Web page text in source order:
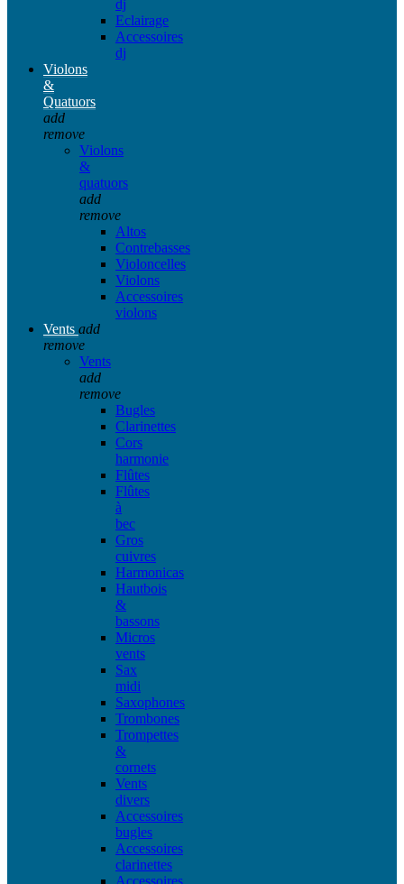
dj
Eclairage
Accessoires
dj
Violons
&
Quatuors
add
remove
Violons
&
quatuors
add
remove
Altos
Contrebasses
Violoncelles
Violons
Accessoires
violons
Vents add
remove
Vents
add
remove
Bugles
Clarinettes
Cors
harmonie
Flûtes
Flûtes
à
bec
Gros
cuivres
Harmonicas
Hautbois
&
bassons
Micros
vents
Sax
midi
Saxophones
Trombones
Trompettes
&
cornets
Vents
divers
Accessoires
bugles
Accessoires
clarinettes
Accessoires